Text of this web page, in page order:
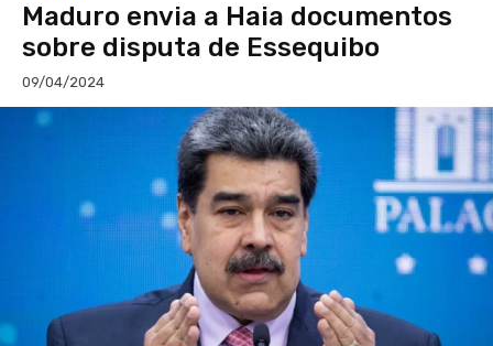
Maduro envia a Haia documentos
sobre disputa de Essequibo
09/04/2024